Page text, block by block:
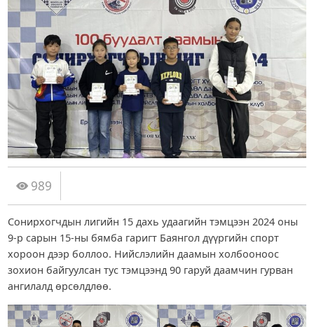
989
Сонирхогчдын лигийн 15 дахь удаагийн тэмцээн 2024 оны
9-р сарын 15-ны бямба гаригт Баянгол дүүргийн спорт
хороон дээр боллоо. Нийслэлийн даамын холбооноос
зохион байгуулсан тус тэмцээнд 90 гаруй даамчин гурван
ангилалд өрсөлдлөө.